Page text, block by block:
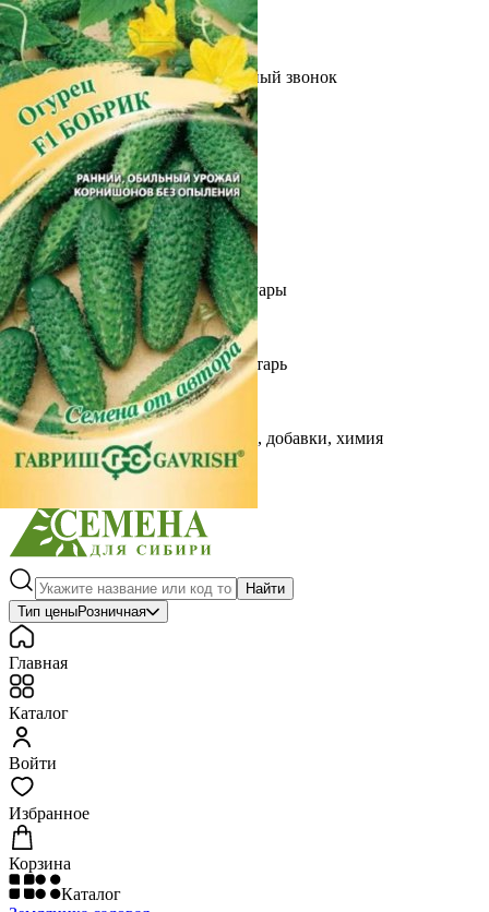
Выберите город
Обратный звонокЗаказать обратный звонок
Каталог
Семена
Грунты
Газонные травы, сидераты
Горшки, рассадники, аксессуары
Посадочный материал
Садовый инструмент, инвентарь
Консервирование
Средства защиты, удобрения, добавки, химия
Обустройство сада, декор
Найти
Тип ценыРозничная
Главная
Каталог
Войти
Избранное
Корзина
Каталог